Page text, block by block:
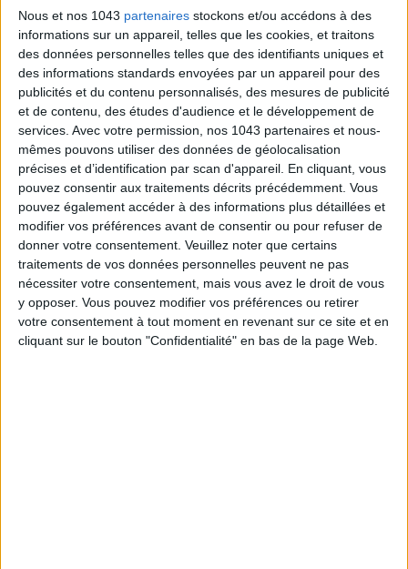
Nous et nos 1043 partenaires stockons et/ou accédons à des
informations sur un appareil, telles que les cookies, et traitons
des données personnelles telles que des identifiants uniques et
des informations standards envoyées par un appareil pour des
publicités et du contenu personnalisés, des mesures de publicité
et de contenu, des études d'audience et le développement de
services. Avec votre permission, nos 1043 partenaires et nous-
mêmes pouvons utiliser des données de géolocalisation
précises et d’identification par scan d'appareil. En cliquant, vous
pouvez consentir aux traitements décrits précédemment. Vous
pouvez également accéder à des informations plus détaillées et
modifier vos préférences avant de consentir ou pour refuser de
donner votre consentement. Veuillez noter que certains
traitements de vos données personnelles peuvent ne pas
nécessiter votre consentement, mais vous avez le droit de vous
y opposer. Vous pouvez modifier vos préférences ou retirer
votre consentement à tout moment en revenant sur ce site et en
cliquant sur le bouton "Confidentialité" en bas de la page Web.
LES SNEAKERS STARS DE L’ÉTÉ
Inscrivez-vous à notre newsletter